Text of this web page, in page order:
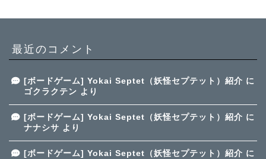
最近のコメント
[ボードゲーム] Yokai Septet（妖怪セプテット）紹介 に
ゴクラクテン より
[ボードゲーム] Yokai Septet（妖怪セプテット）紹介 に
ナナシサ より
[ボードゲーム] Yokai Septet（妖怪セプテット）紹介 に